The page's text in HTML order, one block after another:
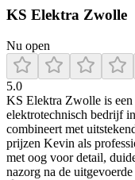
KS Elektra Zwolle
Nu open
5.0
KS Elektra Zwolle is een
elektrotechnisch bedrijf
combineert met
prijzen Kevin als
met oog voor detail,
nazorg na de